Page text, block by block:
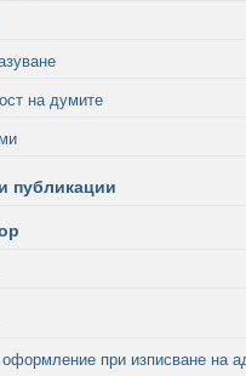
на думите
публикации
при изписване на